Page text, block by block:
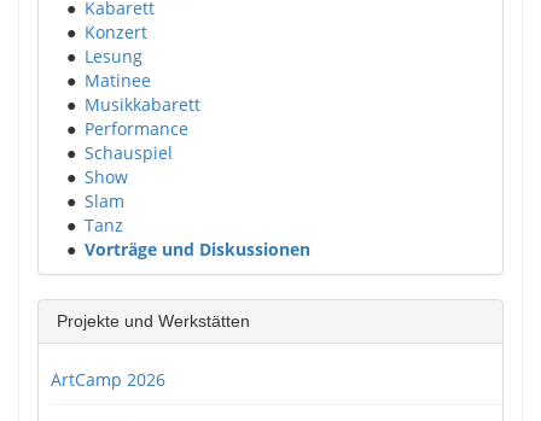
● Kabarett
● Konzert
● Lesung
● Matinee
● Musikkabarett
● Performance
● Schauspiel
● Show
● Slam
● Tanz
● Vorträge und Diskussionen
Projekte und Werkstätten
ArtCamp 2026